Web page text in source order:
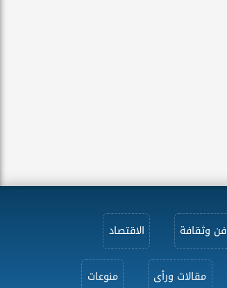
فن وثقافة الاقتصاد
مقالات ورأى منوعات